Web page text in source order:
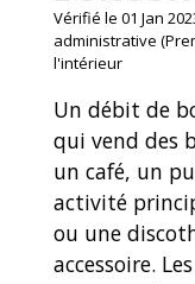
Vérifié le 01 Jan
administrative
l'intérieur
Un débit de
qui vend des
un café, un
activité
ou une
accessoire.